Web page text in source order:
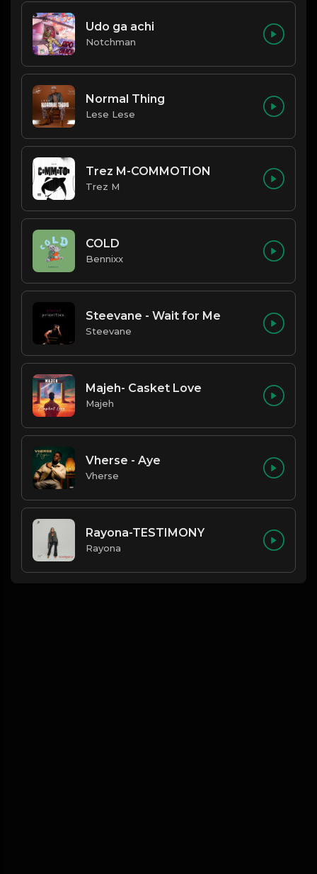
Udo ga achi
Notchman
Normal Thing
Lese Lese
Trez M-COMMOTION
Trez M
COLD
Bennixx
Steevane - Wait for Me
Steevane
Majeh- Casket Love
Majeh
Vherse - Aye
Vherse
Rayona-TESTIMONY
Rayona